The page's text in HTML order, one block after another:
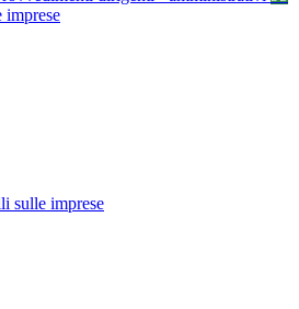
sulle imprese